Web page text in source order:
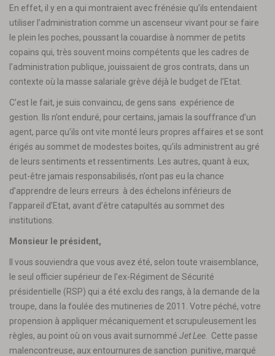
En effet, il y en a qui montraient avec frénésie qu’ils entendaient
utiliser l’administration comme un ascenseur vivant pour se faire
le plein les poches, poussant la couardise à nommer de petits
copains qui, très souvent moins compétents que les cadres de
l’administration publique, jouissaient de gros contrats, dans un
contexte où la masse salariale grève déjà le budget de l’Etat.
C’est le fait, je suis convaincu, de gens sans expérience de
gestion. Ils n’ont enduré, pour certains, jamais la souffrance d’un
agent, parce qu’ils ont vite monté leurs propres affaires et se sont
érigés au sommet de modestes boites, qu’ils administrent au gré
de leurs sentiments et ressentiments. Les autres, quant à eux,
peut-être jamais responsabilisés, n’ont pas eu la chance
d’apprendre de leurs erreurs à des échelons inférieurs de
l’appareil d’Etat, avant d’être catapultés au sommet des
institutions.
Monsieur le président,
Il vous souviendra que vous avez été, selon toute vraisemblance,
le seul officier supérieur de l’ex-Régiment de Sécurité
présidentielle (RSP) qui a été exclu des rangs, à la demande de la
troupe, dans la foulée des mutineries de 2011. Votre péché, votre
propension à appliquer mécaniquement et scrupuleusement les
règles, au point où on vous avait surnommé Jet Lee . Cette passe
malencontreuse, aux entournures de sanction punitive, marqué